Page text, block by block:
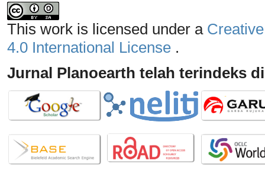
This work is licensed under a
4.0 International License .
Jurnal Planoearth telah terindeks